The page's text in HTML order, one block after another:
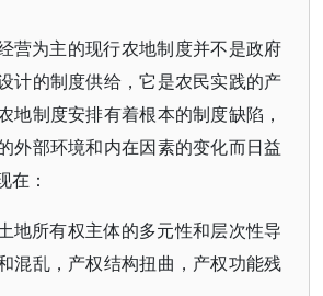
营为主的现行农地制度并不是政府
计的制度供给，它是农民实践的产
地制度安排有着根本的制度缺陷，
外部环境和内在因素的变化而日益
在：
地所有权主体的多元性和层次性导
混乱，产权结构扭曲，产权功能残